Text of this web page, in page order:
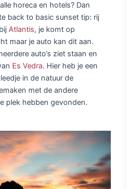
horeca en hotels? Dan
back to basic sunset tip: rij
Atlantis, je komt op
maar je auto kan dit aan.
auto’s ziet staan en
Es Vedra. Hier heb je een
in de natuur de
met de andere
plek hebben gevonden.